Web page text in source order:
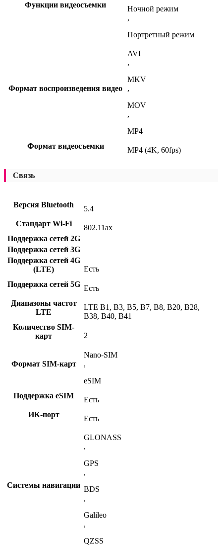
Функции видеосъемки
Ночной режим
,
Портретный режим
Формат воспроизведения видео
AVI
,
MKV
,
MOV
,
MP4
Формат видеосъемки
MP4 (4K, 60fps)
Связь
Версия Bluetooth
5.4
Стандарт Wi-Fi
802.11ax
Поддержка сетей 2G
Поддержка сетей 3G
Поддержка сетей 4G
(LTE)
Есть
Поддержка сетей 5G Есть
Диапазоны частот
LTE
LTE B1, B3, B5, B7, B8, B20, B28,
B38, B40, B41
Количество SIM-
карт
2
Формат SIM-карт
Nano-SIM
,
eSIM
Поддержка eSIM
Есть
ИК-порт
Есть
Системы навигации
GLONASS
,
GPS
,
BDS
,
Galileo
,
QZSS